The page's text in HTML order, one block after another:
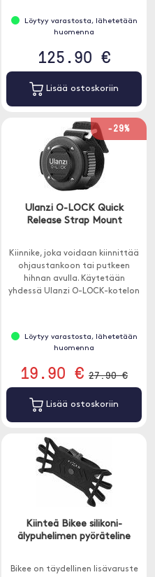
Löytyy varastosta, lähetetään
huomenna
125.90 €
Lisää ostoskoriin
-29%
Ulanzi O-LOCK Quick
Release Strap Mount
Kiinnike, joka voidaan kiinnittää
ohjaustankoon tai putkeen
hihnan avulla. Käytetään
yhdessä Ulanzi O-LOCK-kotelon
Löytyy varastosta, lähetetään
huomenna
19.90 € 27.90 €
Lisää ostoskoriin
Kiinteä Bikee silikoni-
älypuhelimen pyöräteline
Bikee on täydellinen lisävaruste